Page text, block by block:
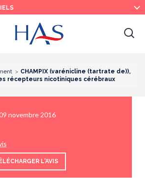
CHAMPIX (varénicline (tartrate de)),
récepteurs nicotiniques cérébraux
novembre 2016
L'AVIS